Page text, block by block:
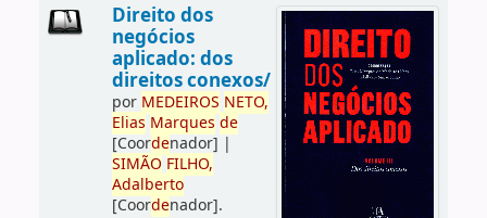
Direito dos
negócios
aplicado: dos
direitos conexos/
por MEDEIROS NETO,
Elias Marques de
[Coordenador] |
SIMÃO FILHO,
Adalberto
[Coordenador].